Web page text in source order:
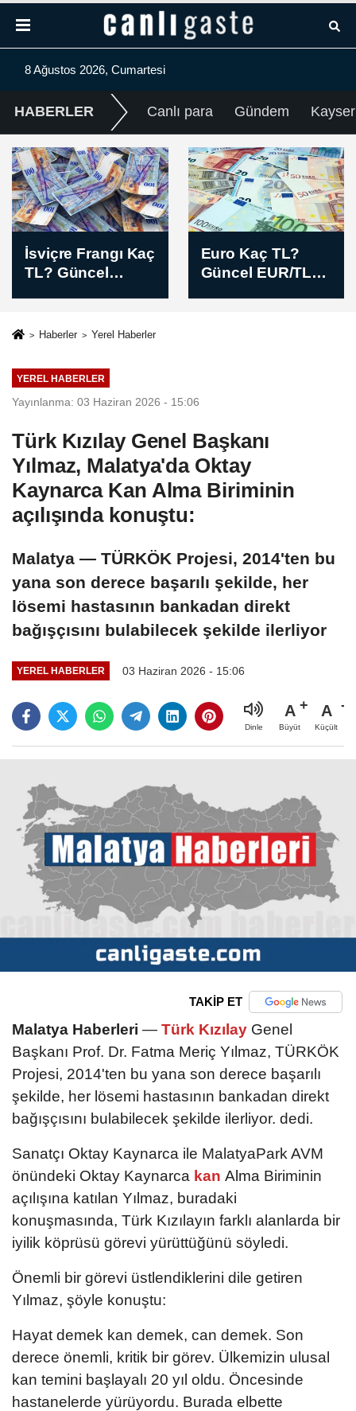
8 Ağustos 2026, Cumartesi
HABERLER Canlı para Gündem
Euro Kaç TL?
Güncel EUR/TL
İngiliz Sterlini Kaç
TL? Güncel
Haberler Yerel Haberler
YEREL HABERLER
Yayınlanma: 03 Haziran 2026 - 15:06
Türk Kızılay Genel Başkanı
Yılmaz, Malatya'da Oktay
Kaynarca Kan Alma Biriminin
açılışında konuştu:
Malatya — TÜRKÖK Projesi, 2014'ten bu
yana son derece başarılı şekilde, her
lösemi hastasının bankadan direkt
bağışçısını bulabilecek şekilde ilerliyor
YEREL HABERLER 03 Haziran 2026 - 15:06
Dinle
A
Büyüt
A
Küçült
TAKİP ET
Malatya Haberleri — Türk Kızılay Genel
Başkanı Prof. Dr. Fatma Meriç Yılmaz, TÜRKÖK
Projesi, 2014'ten bu yana son derece başarılı
şekilde, her lösemi hastasının bankadan direkt
bağışçısını bulabilecek şekilde ilerliyor. dedi.
Sanatçı Oktay Kaynarca ile MalatyaPark AVM
önündeki Oktay Kaynarca kan Alma Biriminin
açılışına katılan Yılmaz, buradaki
konuşmasında, Türk Kızılayın farklı alanlarda bir
iyilik köprüsü görevi yürüttüğünü söyledi.
Önemli bir görevi üstlendiklerini dile getiren
Yılmaz, şöyle konuştu:
Hayat demek kan demek, can demek. Son
derece önemli, kritik bir görev. Ülkemizin ulusal
kan temini başlayalı 20 yıl oldu. Öncesinde
hastanelerde yürüyordu. Burada elbette